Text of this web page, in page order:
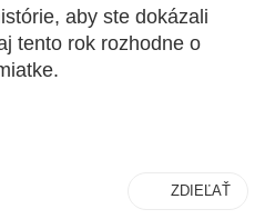
aby ste dokázali
tento rok rozhodne o
ZDIEĽAŤ